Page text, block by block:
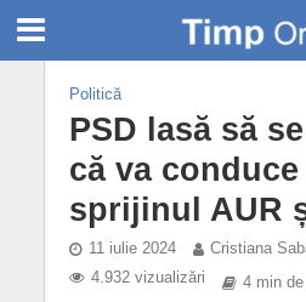
Politică
PSD lasă să
că va
sprijinul AUR
11 iulie 2024
Cristiana
4.932 vizualizări
4 min